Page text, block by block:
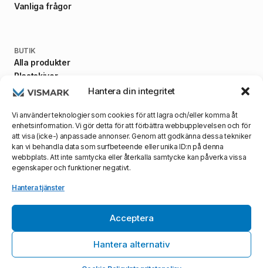
Hantera din integritet
Vi använder teknologier som cookies för att lagra och/eller komma åt
enhetsinformation. Vi gör detta för att förbättra webbupplevelsen och för
att visa (icke-) anpassade annonser. Genom att godkänna dessa tekniker
kan vi behandla data som surfbeteende eller unika ID:n på denna
webbplats. Att inte samtycka eller återkalla samtycke kan påverka vissa
egenskaper och funktioner negativt.
Hantera tjänster
Acceptera
Hantera alternativ
Vanliga frågor
BUTIK
Alla produkter
Plastskivor
Fästanordningar
VILLKOR
Allmänna villkor
Integritetspolicy
Leveransvillkor
Vismark AB, alla rättigheter reserverade